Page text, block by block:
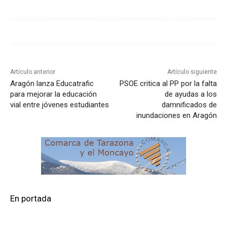
Artículo anterior
Aragón lanza Educatrafic
para mejorar la educación
vial entre jóvenes estudiantes
Artículo siguiente
PSOE critica al PP por la falta
de ayudas a los
damnificados de
inundaciones en Aragón
En portada